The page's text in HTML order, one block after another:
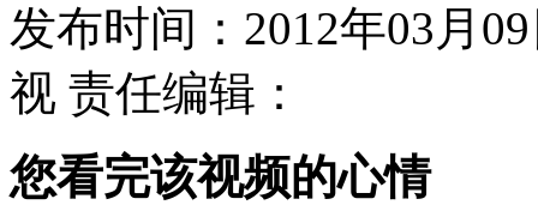
平板电脑成儿童"新宠" 也成"杀手"
发布时间：2012年03月
视 责任编辑：
您看完该视频的心情